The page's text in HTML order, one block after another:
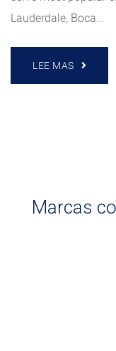
Lauderdale, Boca...
LEE MAS
Marcas